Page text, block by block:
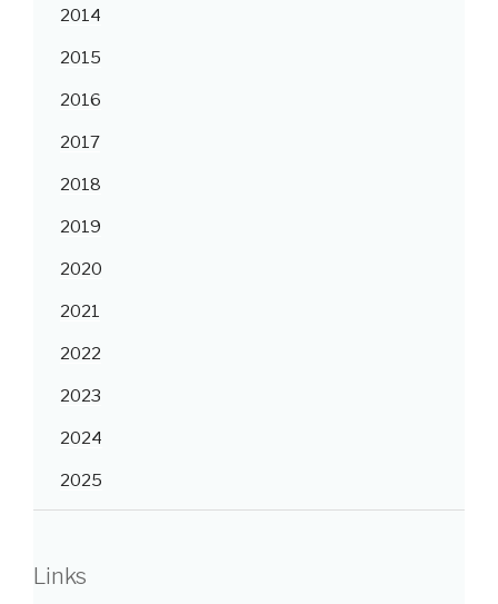
2014
2015
2016
2017
2018
2019
2020
2021
2022
2023
2024
2025
Links